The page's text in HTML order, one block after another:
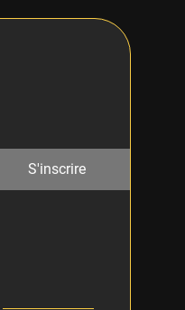
S'inscrire